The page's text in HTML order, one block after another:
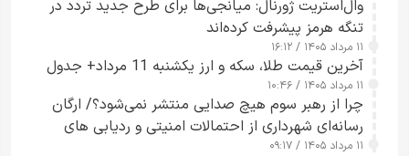
وال‌استریت ژورنال: میانجی‌ها برای طرح جدید تردد در
تنگه هرمز پیشرفت کرده‌اند
۱۱ مرداد ۱۴۰۵ / ۱۶:۱۲
آخرین قیمت طلا، سکه و ارز یکشنبه 11 مرداد+ جدول
۱۱ مرداد ۱۴۰۵ / ۱۰:۴۶
چرا از رهبر سوم هیچ صدایی منتشر نمی‌شود؟/ ارگان
رسانه‌ای شهرداری از احتمالات امنیتی و ردیابی های
جاسوسی گفت
۱۱ مرداد ۱۴۰۵ / ۰۹:۱۷